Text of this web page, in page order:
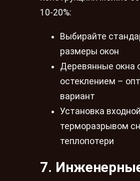
10-20%:
Выбирайте
размеры окон
Деревянные окна
остеклением –
вариант
Установка
терморазрывом
теплопотери
7.